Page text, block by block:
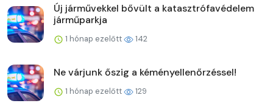
Új járművekkel bővült a katasztrófavédelem
járműparkja
1 hónap ezelőtt 142
Ne várjunk őszig a kéményellenőrzéssel!
1 hónap ezelőtt 129